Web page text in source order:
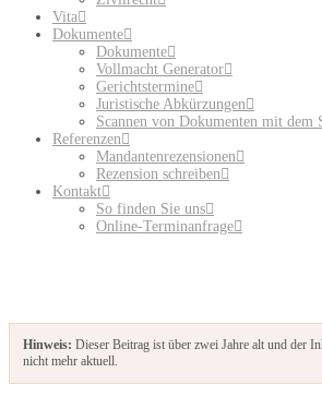
Vita
Dokumente
Dokumente
Vollmacht Generator
Gerichtstermine
Juristische Abkürzungen
Scannen von Dokumenten mit dem
Referenzen
Mandantenrezensionen
Rezension schreiben
Kontakt
So finden Sie uns
Online-Terminanfrage
Hinweis: Dieser Beitrag ist über zwei Jahre alt und der
nicht mehr aktuell.